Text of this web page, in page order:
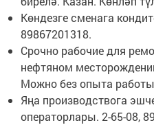
Көндезге сменага
89867201318.
Срочно рабочие для
нефтяном
Можно без опыта
Яңа производствога
операторлары. 2-65-08,